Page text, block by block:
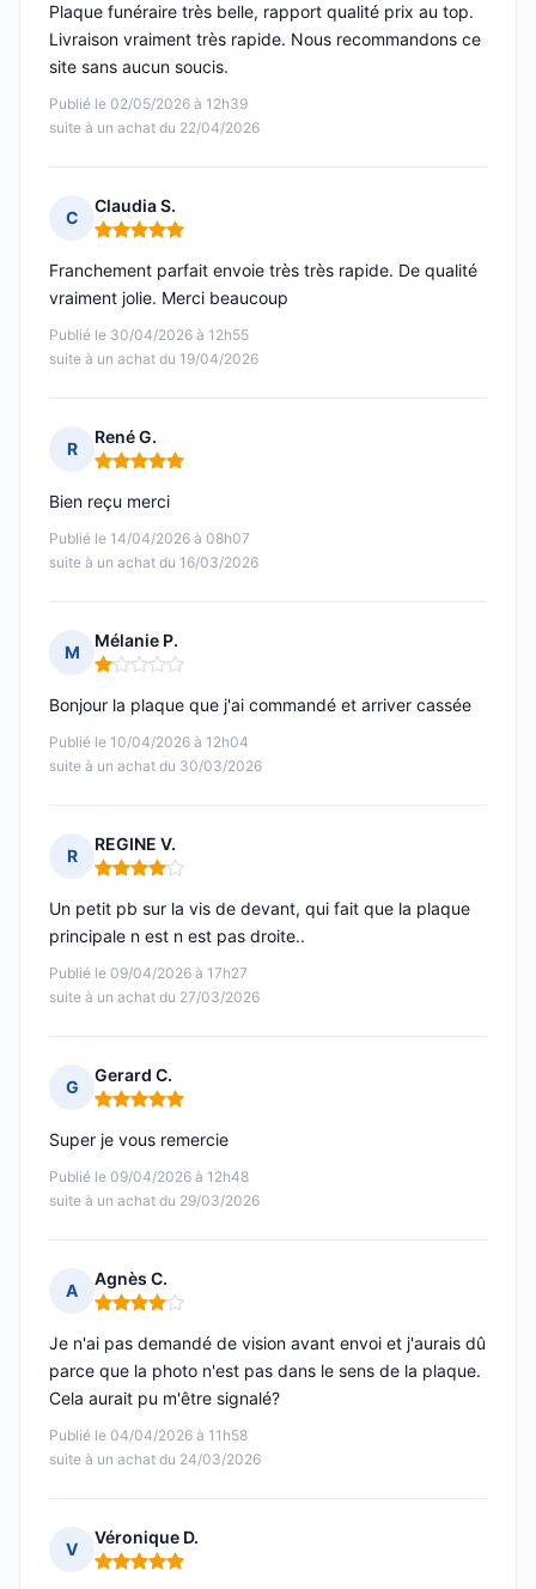
Publié le 02/05/2026 à 12h39
suite à un achat du 22/04/2026
Plaque funéraire très belle, rapport qualité prix au top.
Livraison vraiment très rapide. Nous recommandons ce
site sans aucun soucis.
C
Claudia S.
Note : 5 sur 5
Publié le 30/04/2026 à 12h55
suite à un achat du 19/04/2026
Franchement parfait envoie très très rapide. De qualité
vraiment jolie. Merci beaucoup
R
René G.
Note : 5 sur 5
Publié le 14/04/2026 à 08h07
suite à un achat du 16/03/2026
Bien reçu merci
M
Mélanie P.
Note : 1 sur 5
Publié le 10/04/2026 à 12h04
suite à un achat du 30/03/2026
Bonjour la plaque que j'ai commandé et arriver cassée
R
REGINE V.
Note : 4 sur 5
Publié le 09/04/2026 à 17h27
suite à un achat du 27/03/2026
Un petit pb sur la vis de devant, qui fait que la plaque
principale n est n est pas droite..
G
Gerard C.
Note : 5 sur 5
Publié le 09/04/2026 à 12h48
suite à un achat du 29/03/2026
Super je vous remercie
A
Agnès C.
Note : 4 sur 5
Publié le 04/04/2026 à 11h58
suite à un achat du 24/03/2026
Je n'ai pas demandé de vision avant envoi et j'aurais dû
parce que la photo n'est pas dans le sens de la plaque.
Cela aurait pu m'être signalé?
V
Véronique D.
Note : 5 sur 5